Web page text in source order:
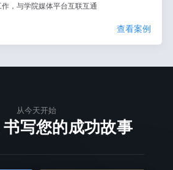
，与学院媒体平台互联互通
查看案例
从今天开始
写您的成功故事